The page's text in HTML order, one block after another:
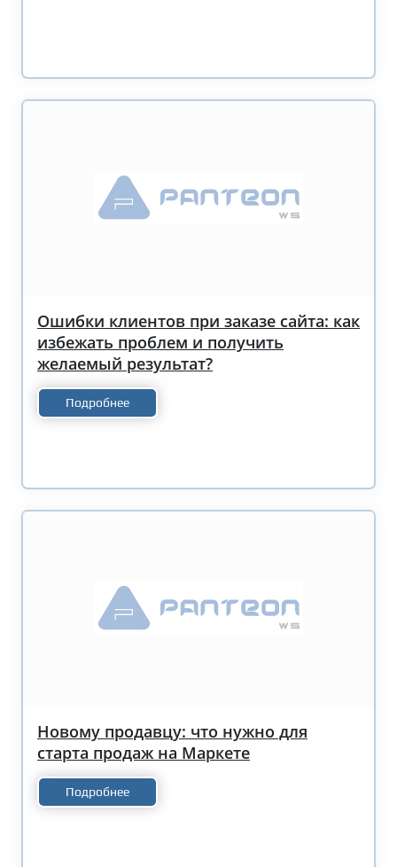
Ошибки клиентов при заказе сайта: как
избежать проблем и получить
желаемый результат?
Подробнее
Новому продавцу: что нужно для
старта продаж на Маркете
Подробнее